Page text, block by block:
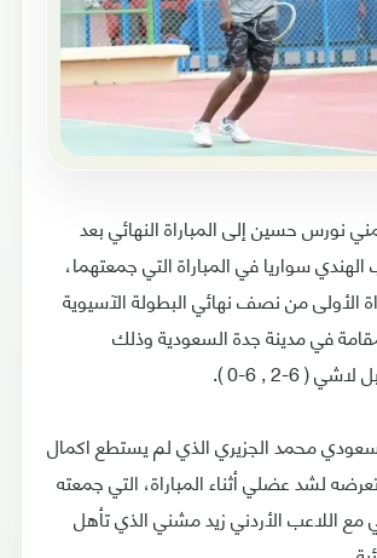
نورس حسين إلى المباراة النهائي بعد
الهندي سواريا في المباراة التي جمعتهما،
الأولى من نصف نهائي البطولة الآسيوية
في مدينة جدة السعودية وذلك
( 6-2 , 6-0 ).
محمد الجزيري الذي لم يستطع اكمال
لشد عضلي أثناء المباراة، التي جمعته
اللاعب الأردني زيد مشني الذي تأهل